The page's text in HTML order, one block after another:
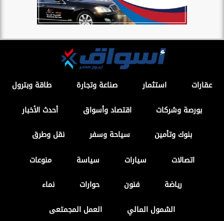
عقارات استثمار صناعة وتجارة
طاقة وبترول
بورصة وشركات
اقتصاد وأسواق
أحدث الأخبار
بنوك وتأمين
سياحة وسفر
نقل وطرق
اتصالات
سيارات سياسة
منوعات
رياضة
فنون حوارات
نماء
الشمول المالي
العمل المجمتعى